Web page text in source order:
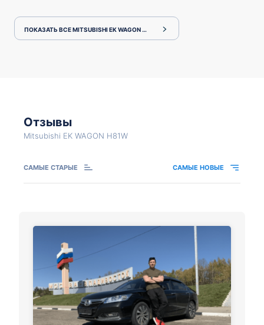
ПОКАЗАТЬ ВСЕ MITSUBISHI EK WAGON H81W
Отзывы
Mitsubishi EK WAGON H81W
САМЫЕ СТАРЫЕ САМЫЕ НОВЫЕ